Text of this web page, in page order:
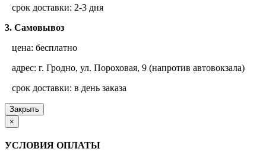
срок доставки: 2-3 дня
3. Самовывоз
цена: бесплатно
адрес: г. Гродно, ул. Пороховая, 9 (напротив автовокзала)
срок доставки: в день заказа
Закрыть
×
УСЛОВИЯ ОПЛАТЫ